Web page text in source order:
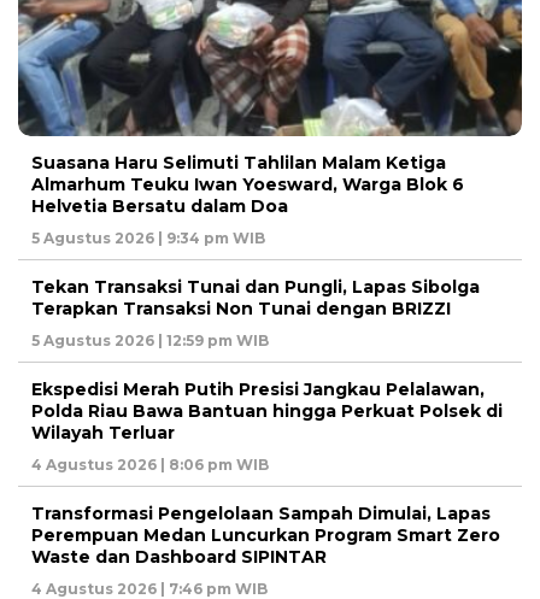
Suasana Haru Selimuti Tahlilan Malam Ketiga
Almarhum Teuku Iwan Yoesward, Warga Blok 6
Helvetia Bersatu dalam Doa
5 Agustus 2026 | 9:34 pm WIB
Tekan Transaksi Tunai dan Pungli, Lapas Sibolga
Terapkan Transaksi Non Tunai dengan BRIZZI
5 Agustus 2026 | 12:59 pm WIB
Ekspedisi Merah Putih Presisi Jangkau Pelalawan,
Polda Riau Bawa Bantuan hingga Perkuat Polsek di
Wilayah Terluar
4 Agustus 2026 | 8:06 pm WIB
Transformasi Pengelolaan Sampah Dimulai, Lapas
Perempuan Medan Luncurkan Program Smart Zero
Waste dan Dashboard SIPINTAR
4 Agustus 2026 | 7:46 pm WIB